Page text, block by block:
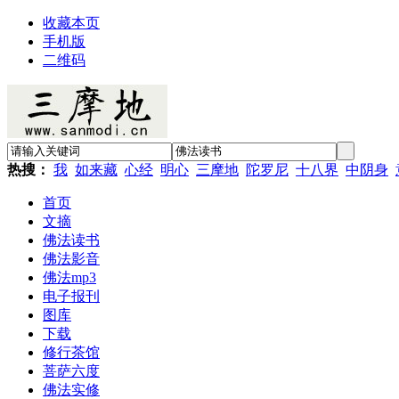
收藏本页
手机版
二维码
热搜： 我 如来藏 心经 明心 三摩地 陀罗尼 十八界 中阴身
首页
文摘
佛法读书
佛法影音
佛法mp3
电子报刊
图库
下载
修行茶馆
菩萨六度
佛法实修